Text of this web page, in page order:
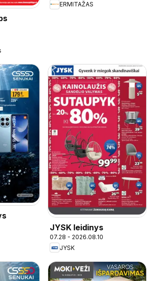
ERMITAŽAS
JYSK leidinys
07.28 - 2026.08.10
JYSK